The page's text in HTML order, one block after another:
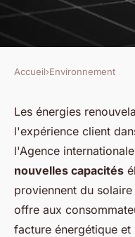
Énergie
comment
la donne
David•25 novembre
Accueil›Environnement
Les énergies
l'expérience client
l'Agence
nouvelles capacités
proviennent du
offre aux
facture énergétique et